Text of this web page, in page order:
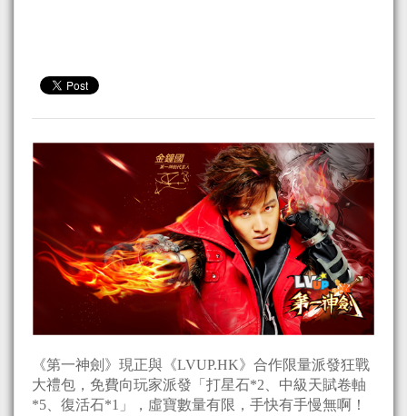
《第一神劍》現正與《LVUP.HK》合作限量派發狂戰
大禮包，免費向玩家派發「打星石*2、中級天賦卷軸
*5、復活石*1」，虛寶數量有限，手快有手慢無啊！